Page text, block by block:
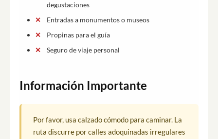
degustaciones
Entradas a monumentos o museos
Propinas para el guía
Seguro de viaje personal
Información Importante
Por favor, usa calzado cómodo para caminar. La
ruta discurre por calles adoquinadas irregulares